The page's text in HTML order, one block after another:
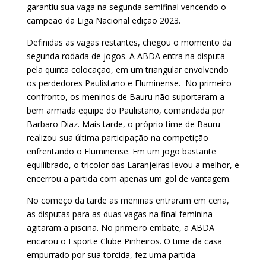
garantiu sua vaga na segunda semifinal vencendo o
campeão da Liga Nacional edição 2023.
Definidas as vagas restantes, chegou o momento da
segunda rodada de jogos. A ABDA entra na disputa
pela quinta colocação, em um triangular envolvendo
os perdedores Paulistano e Fluminense. No primeiro
confronto, os meninos de Bauru não suportaram a
bem armada equipe do Paulistano, comandada por
Barbaro Diaz. Mais tarde, o próprio time de Bauru
realizou sua última participação na competição
enfrentando o Fluminense. Em um jogo bastante
equilibrado, o tricolor das Laranjeiras levou a melhor, e
encerrou a partida com apenas um gol de vantagem.
No começo da tarde as meninas entraram em cena,
as disputas para as duas vagas na final feminina
agitaram a piscina. No primeiro embate, a ABDA
encarou o Esporte Clube Pinheiros. O time da casa
empurrado por sua torcida, fez uma partida